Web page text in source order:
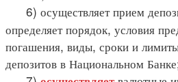
6) осуществляет прием
определяет порядок, условия
погашения, виды, сроки и
депозитов в Национальном